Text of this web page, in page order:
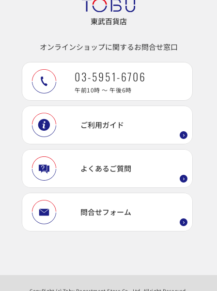
東武百貨店
オンラインショップに関するお問合せ窓口
03-5951-6706
午前10時 ～ 午後6時
ご利用ガイド
よくあるご質問
問合せフォーム